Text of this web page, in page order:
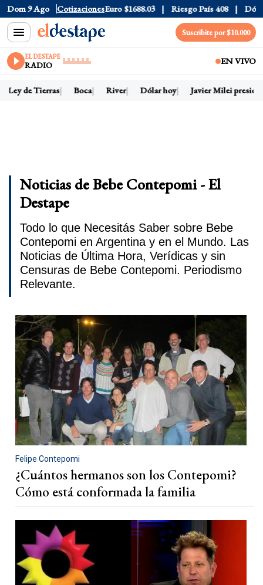
Dom 9 Ago Cotizaciones
Dólar CCL $1580.7 Euro $1688.03 Riesgo País 408 Dólar
Suscribite por $10.000
EL DESTAPE
RADIO EN VIVO
Ley de Tierras Boca River Dólar hoy Javier Milei
Noticias de Bebe Contepomi - El
Destape
Todo lo que Necesitás Saber sobre Bebe
Contepomi en Argentina y en el Mundo. Las
Noticias de Última Hora, Verídicas y sin
Censuras de Bebe Contepomi. Periodismo
Relevante.
Felipe Contepomi
¿Cuántos hermanos son los Contepomi?
Cómo está conformada la familia